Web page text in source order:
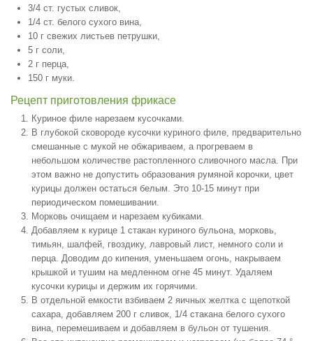
3/4 ст. густых сливок,
1/4 ст. белого сухого вина,
10 г свежих листьев петрушки,
5 г соли,
2 г перца,
150 г муки.
Рецепт приготовления фрикасе
Куриное филе нарезаем кусочками.
В глубокой сковороде кусочки куриного филе, предварительно
смешанные с мукой не обжариваем, а прогреваем в
небольшом количестве растопленного сливочного масла. При
этом важно не допустить образования румяной корочки, цвет
курицы должен остаться белым. Это 10-15 минут при
периодическом помешивании.
Морковь очищаем и нарезаем кубиками.
Добавляем к курице 1 стакан куриного бульона, морковь,
тимьян, шалфей, гвоздику, лавровый лист, немного соли и
перца. Доводим до кипения, уменьшаем огонь, накрываем
крышкой и тушим на медленном огне 45 минут. Удаляем
кусочки курицы и держим их горячими.
В отдельной емкости взбиваем 2 яичных желтка с щепоткой
сахара, добавляем 200 г сливок, 1/4 стакана белого сухого
вина, перемешиваем и добавляем в бульон от тушения.